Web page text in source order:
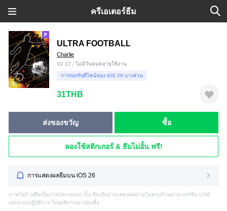
ครีเอเตอร์ธีม
ULTRA FOOTBALL
Charlie
V2.17 / ไม่มีวันหมดอายุใช้งาน
การรองรับดีไซน์ของ iOS 26 บางส่วน
31THB
ส่งของขวัญ ซื้อ
ลองใช้สติกเกอร์ & ธีมไม่อั้น ฟรี!
การแสดงผลธีมบน iOS 26
ภาพในร้านธีมเป็นภาพประกอบเท่านั้น ธีมจริงอาจแสดงผลต่าง/ไม่ครบถ้วนตามเวอร์ชัน LINE
และระบบปฏิบัติการ โปรดพิจารณาก่อนซื้อ